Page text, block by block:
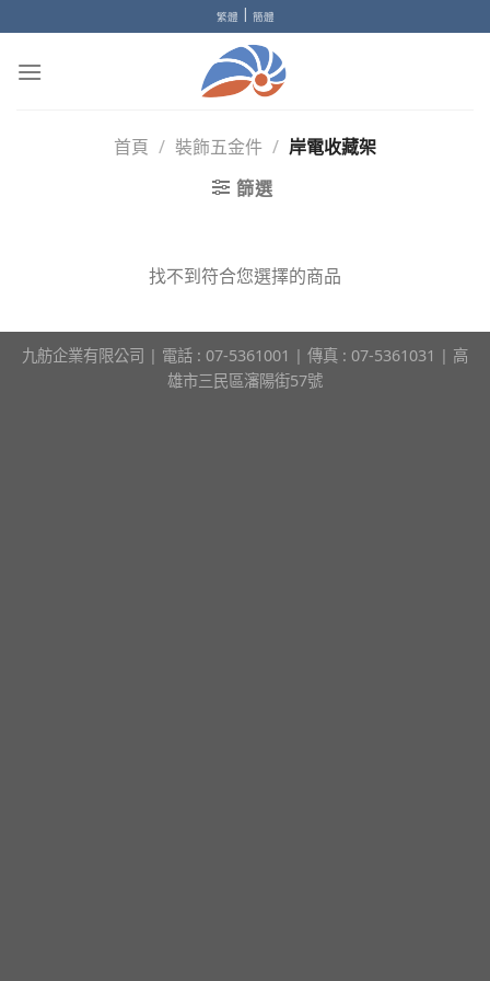
to
content
繁體 | 簡體
首頁 / 裝飾五金件 / 岸電收藏架
篩選
找不到符合您選擇的商品
九舫企業有限公司 | 電話 : 07-5361001 | 傳真 : 07-5361031 | 高
雄市三民區瀋陽街57號